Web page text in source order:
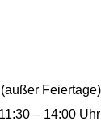
Feiertage)
11:30 – 14:00 Uhr